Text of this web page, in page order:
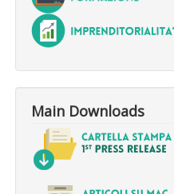
Main Downloads